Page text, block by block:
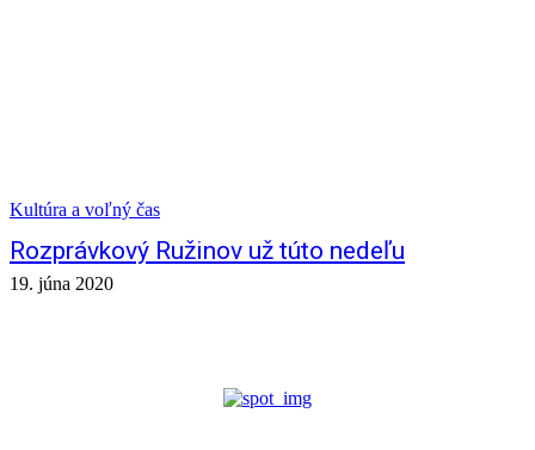
Kultúra a voľný čas
Rozprávkový Ružinov už túto nedeľu
19. júna 2020